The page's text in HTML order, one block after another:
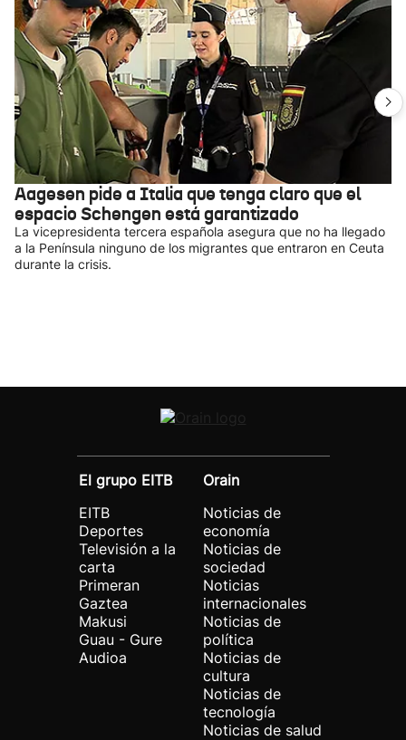
Aagesen pide a Italia que tenga claro que el
espacio Schengen está garantizado
La vicepresidenta tercera española asegura que no ha llegado
a la Península ninguno de los migrantes que entraron en Ceuta
durante la crisis.
El grupo EITB
EITB
Deportes
Televisión a la
carta
Primeran
Gaztea
Makusi
Guau - Gure
Audioa
Orain
Noticias de
economía
Noticias de
sociedad
Noticias
internacionales
Noticias de
política
Noticias de
cultura
Noticias de
tecnología
Noticias de salud